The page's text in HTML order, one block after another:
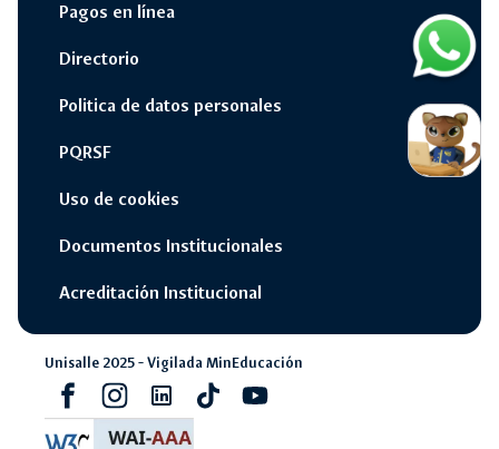
por
switch_access_shortcut Opciones Rápidas close
navigate_next
navigate_nextPagos en línea
navigate_next SIAF - Sistema Académico
rápidas
Pagos en línea
Directorio
Politica de datos personales
PQRSF
Uso de cookies
Documentos Institucionales
Acreditación Institucional
Unisalle 2025 - Vigilada MinEducación
FacebookInstagramLinkedinTiktokyoutube